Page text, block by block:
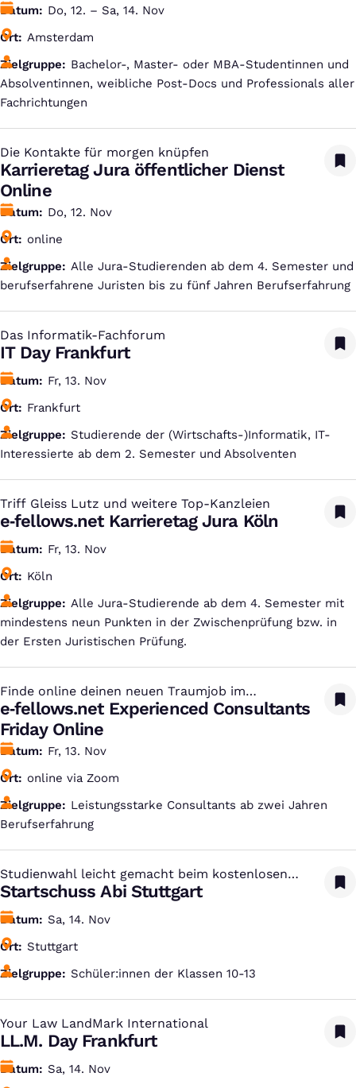
Datum
Do, 12. – Sa, 14. Nov
Ort
Amsterdam
Zielgruppe
Bachelor-, Master- oder MBA-Studentinnen und
Absolventinnen, weibliche Post-Docs und Professionals aller
Fachrichtungen
Die Kontakte für morgen knüpfen
:
Karrieretag Jura öffentlicher Dienst
Online
Datum
Do, 12. Nov
Ort
online
Zielgruppe
Alle Jura-Studierenden ab dem 4. Semester und
berufserfahrene Juristen bis zu fünf Jahren Berufserfahrung
Das Informatik-Fachforum
:
IT Day Frankfurt
Datum
Fr, 13. Nov
Ort
Frankfurt
Zielgruppe
Studierende der (Wirtschafts-)Informatik, IT-
Interessierte ab dem 2. Semester und Absolventen
Triff Gleiss Lutz und weitere Top-Kanzleien
:
e‑fellows.net Karrieretag Jura Köln
Datum
Fr, 13. Nov
Ort
Köln
Zielgruppe
Alle Jura-Studierende ab dem 4. Semester mit
mindestens neun Punkten in der Zwischenprüfung bzw. in
der Ersten Juristischen Prüfung.
Finde online deinen neuen Traumjob im
Consulting
:
e‑fellows.net Experienced Consultants
Friday Online
Datum
Fr, 13. Nov
Ort
online via Zoom
Zielgruppe
Leistungsstarke Consultants ab zwei Jahren
Berufserfahrung
Studienwahl leicht gemacht beim kostenlosen
Studien-Infotag
:
Startschuss Abi Stuttgart
Datum
Sa, 14. Nov
Ort
Stuttgart
Zielgruppe
Schüler:innen der Klassen 10-13
Your Law LandMark International
:
LL.M. Day Frankfurt
Datum
Sa, 14. Nov